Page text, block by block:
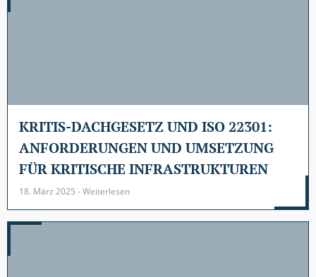
KRITIS-DACHGESETZ UND ISO 22301:
ANFORDERUNGEN UND UMSETZUNG
FÜR KRITISCHE INFRASTRUKTUREN
18. März 2025 - Weiterlesen